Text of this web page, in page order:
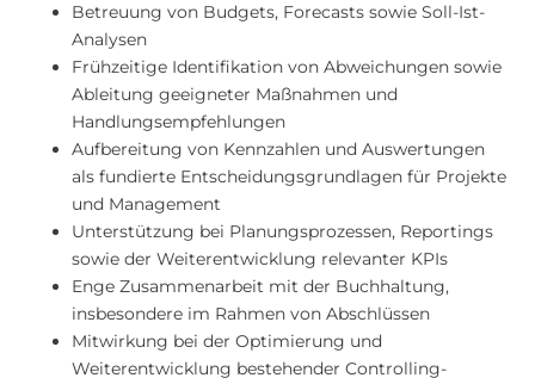
Betreuung von Budgets, Forecasts sowie Soll-Ist-
Analysen
Frühzeitige Identifikation von Abweichungen sowie
Ableitung geeigneter Maßnahmen und
Handlungsempfehlungen
Aufbereitung von Kennzahlen und Auswertungen
als fundierte Entscheidungsgrundlagen für Projekte
und Management
Unterstützung bei Planungsprozessen, Reportings
sowie der Weiterentwicklung relevanter KPIs
Enge Zusammenarbeit mit der Buchhaltung,
insbesondere im Rahmen von Abschlüssen
Mitwirkung bei der Optimierung und
Weiterentwicklung bestehender Controlling-